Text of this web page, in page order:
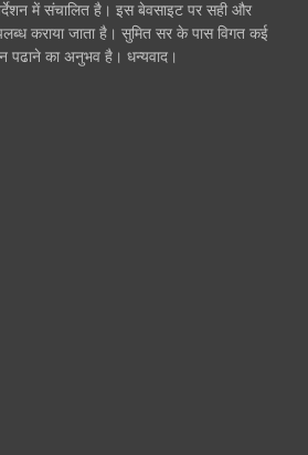
में संचालित है। इस बेवसाइट पर सही और
कराया जाता है। सुमित सर के पास विगत कई
पढाने का अनुभव है। धन्यवाद।